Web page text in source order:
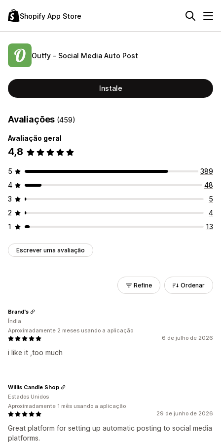
Shopify App Store
Outfy ‑ Social Media Auto Post
Instale
Avaliações (459)
Avaliação geral
4,8
5
389
4
48
3
5
2
4
1
13
Escrever uma avaliação
Refine Ordenar
6 de julho de 2026
i like it ,too much
Brand's
Índia
Aproximadamente 2 meses usando a aplicação
29 de junho de 2026
Great platform for setting up automatic posting to social media
platforms.
Willis Candle Shop
Estados Unidos
Aproximadamente 1 mês usando a aplicação